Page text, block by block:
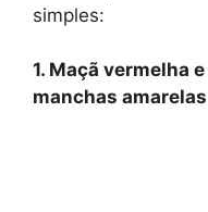
simples:
1. Maçã vermelha
manchas